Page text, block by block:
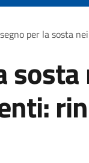
per la sosta
sosta